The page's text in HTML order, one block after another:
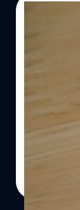
และทีมตั
ถึงแม้ว่า
วุ่นวายใ
สั้นๆ คือเรื่
ต้องใช้เ
จำเป็นแล
สำคัญไง
เช่นเดียว
วุ่นวายใน
มากกว่า
ระยะเวล
กัน…
สมาคม
อัปเดต:
เพราะส
สัปดาห์ที่
Huawei
ให้ตัดขา
ต่างๆ ที่
กรอบ 90
Cholly